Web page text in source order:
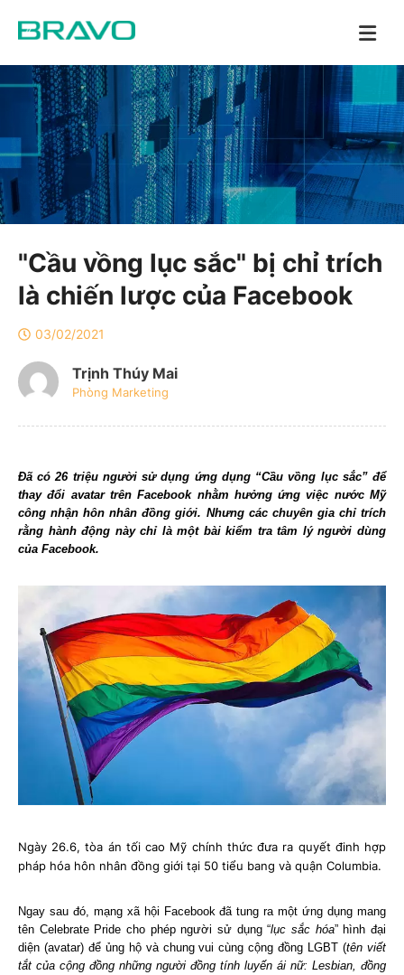
"Cầu vồng lục sắc" bị chỉ trích
là chiến lược của Facebook
03/02/2021
Trịnh Thúy Mai
Phòng Marketing
Đã có 26 triệu người sử dụng ứng dụng “Cầu vồng lục sắc” để
thay đổi avatar trên Facebook nhằm hưởng ứng việc nước Mỹ
công nhận hôn nhân đồng giới. Nhưng các chuyên gia chỉ trích
rằng hành động này chỉ là một bài kiểm tra tâm lý người dùng
của Facebook.
Ngày 26.6, tòa án tối cao Mỹ chính thức đưa ra quyết đinh hợp
pháp hóa hôn nhân đồng giới tại 50 tiểu bang và quận Columbia.
Ngay sau đó, mạng xã hội Facebook đã tung ra một ứng dụng mang
tên Celebrate Pride cho phép người sử dụng “lục sắc hóa” hình đại
diện (avatar) để ủng hộ và chung vui cùng cộng đồng LGBT (tên viết
tắt của cộng đồng những người đồng tính luyến ái nữ: Lesbian, đồng